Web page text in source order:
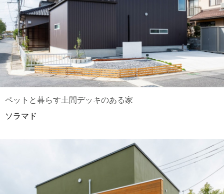
ペットと暮らす土間デッキのある家
ソラマド